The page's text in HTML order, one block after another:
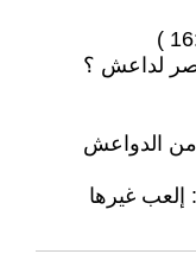
لداعش ؟
من الدواعش
إلعب غيرها